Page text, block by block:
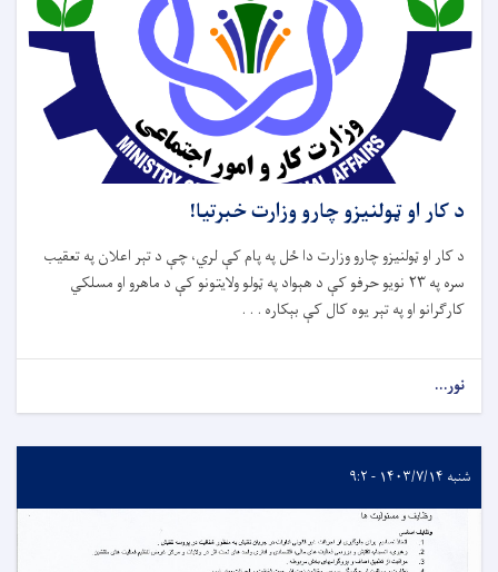
د کار او ټولنیزو چارو وزارت خبرتیا!
د کار او ټولنیزو چارو وزارت دا ځل په پام کې لري، چې د تېر اعلان په تعقیب
سره په ۲۳ نویو حرفو کې د هېواد په ټولو ولایتونو کې د ماهرو او مسلکي
کارګرانو او په تېر یوه کال کې بېکاره . . .
نور...
شنبه ۱۴۰۳/۷/۱۴ - ۹:۲